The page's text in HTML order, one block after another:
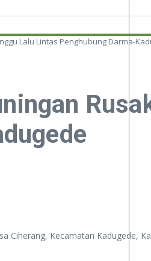
Lalu Lintas Penghubung Darma-
Ciherang, Kecamatan Kadugede,